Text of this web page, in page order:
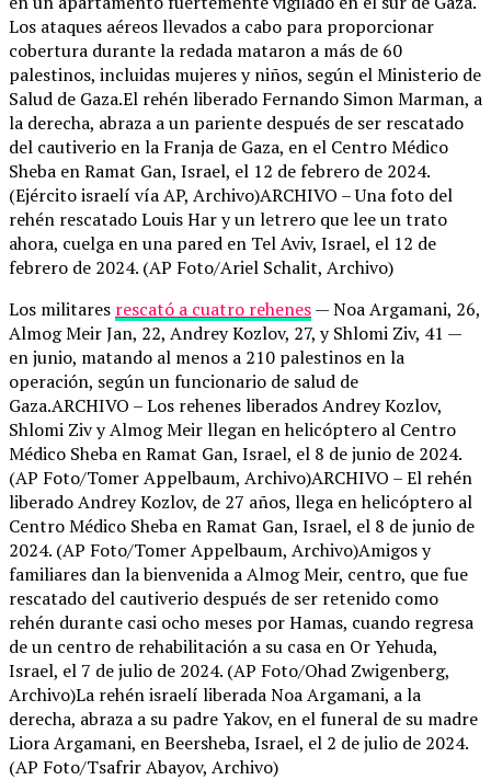
Los ataques aéreos llevados a cabo para proporcionar
cobertura durante la redada mataron a más de 60
palestinos, incluidas mujeres y niños, según el Ministerio de
Salud de Gaza.El rehén liberado Fernando Simon Marman, a
la derecha, abraza a un pariente después de ser rescatado
del cautiverio en la Franja de Gaza, en el Centro Médico
Sheba en Ramat Gan, Israel, el 12 de febrero de 2024.
(Ejército israelí vía AP, Archivo)ARCHIVO – Una foto del
rehén rescatado Louis Har y un letrero que lee un trato
ahora, cuelga en una pared en Tel Aviv, Israel, el 12 de
febrero de 2024. (AP Foto/Ariel Schalit, Archivo)
Los militares rescató a cuatro rehenes— Noa Argamani, 26,
Almog Meir Jan, 22, Andrey Kozlov, 27, y Shlomi Ziv, 41 —
en junio, matando al menos a 210 palestinos en la
operación, según un funcionario de salud de
Gaza.ARCHIVO – Los rehenes liberados Andrey Kozlov,
Shlomi Ziv y Almog Meir llegan en helicóptero al Centro
Médico Sheba en Ramat Gan, Israel, el 8 de junio de 2024.
(AP Foto/Tomer Appelbaum, Archivo)ARCHIVO – El rehén
liberado Andrey Kozlov, de 27 años, llega en helicóptero al
Centro Médico Sheba en Ramat Gan, Israel, el 8 de junio de
2024. (AP Foto/Tomer Appelbaum, Archivo)Amigos y
familiares dan la bienvenida a Almog Meir, centro, que fue
rescatado del cautiverio después de ser retenido como
rehén durante casi ocho meses por Hamas, cuando regresa
de un centro de rehabilitación a su casa en Or Yehuda,
Israel, el 7 de julio de 2024. (AP Foto/Ohad Zwigenberg,
Archivo)La rehén israelí liberada Noa Argamani, a la
derecha, abraza a su padre Yakov, en el funeral de su madre
Liora Argamani, en Beersheba, Israel, el 2 de julio de 2024.
(AP Foto/Tsafrir Abayov, Archivo)